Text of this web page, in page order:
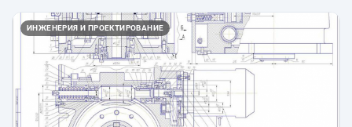
ИНЖЕНЕРИЯ И ПРОЕКТИРОВАНИЕ